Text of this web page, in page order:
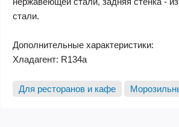
стали.
Дополнительные характеристики:
Хладагент: R134a
Для ресторанов и кафе